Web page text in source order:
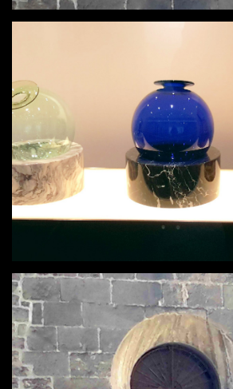
LECCE
VENEZIA